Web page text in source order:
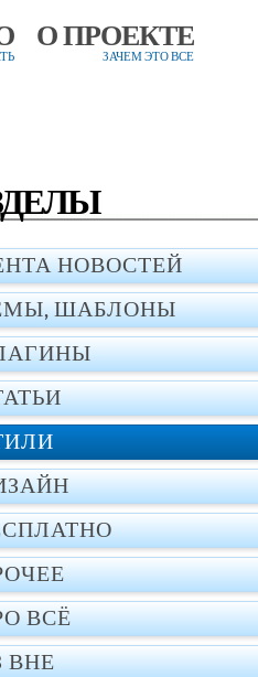
О ПРОЕКТЕ
ЗАЧЕМ ЭТО ВСЕ
НОВОСТЕЙ
ШАБЛОНЫ
ВСЁ
ВНЕ